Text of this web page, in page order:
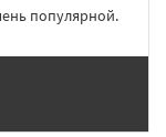
популярной.